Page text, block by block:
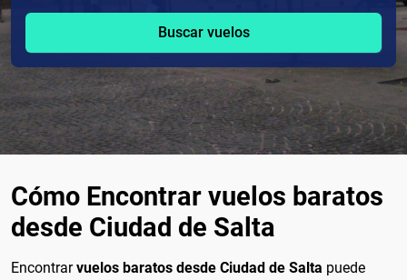
Buscar vuelos
Cómo Encontrar vuelos baratos
desde Ciudad de Salta
Encontrarvuelos baratos desde Ciudad de Salta puede